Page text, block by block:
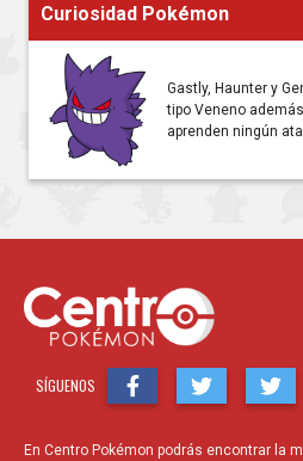
Curiosidad Pokémon
Gastly, Haunter y
tipo Veneno
aprenden ningún
SÍGUENOS
En Centro Pokémon podrás encontrar la